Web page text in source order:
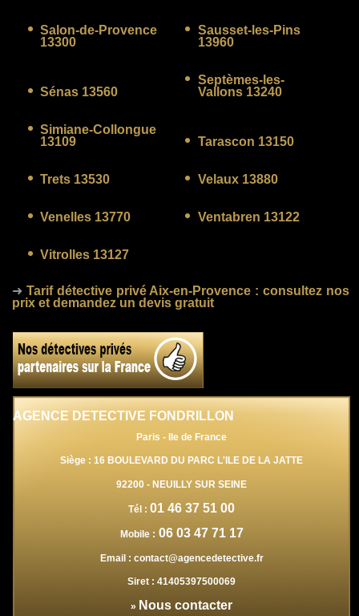
Salon-de-Provence
13300
Sausset-les-Pins
13960
Sénas 13560
Septèmes-les-
Vallons 13240
Simiane-Collongue
13109
Tarascon 13150
Trets 13530 Velaux 13880
Venelles 13770 Ventabren 13122
Vitrolles 13127
➜ Tarif détective privé Aix-en-Provence : consultez nos
prix et demandez un devis gratuit
AGENCE DETECTIVE FONDRILLON
Paris - Ile de France
Siège : 16 BOULEVARD DU PARC L'ILE DE LA JATTE
92200 -NEUILLY SUR SEINE
Tél : 01 46 37 51 00
Mobile : 06 03 47 71 17
Email : contact@agencedetective.fr
Siret : 41405397500069
» Nous contacter